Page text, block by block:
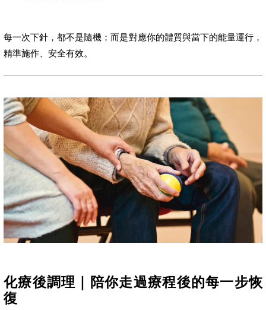
每一次下針，都不是隨機；而是對應你的體質與當下的能量運行，
精準施作、安全有效。
化療後調理｜陪你走過療程後的每一步恢
復